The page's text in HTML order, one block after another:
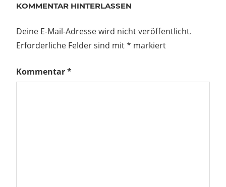
KOMMENTAR HINTERLASSEN
Deine E-Mail-Adresse wird nicht veröffentlicht.
Erforderliche Felder sind mit* markiert
Kommentar*